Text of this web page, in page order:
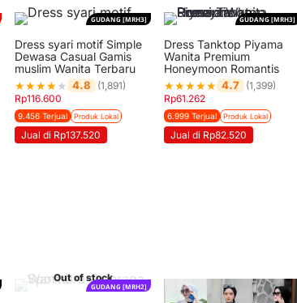
GUDANG [MRH3]
Dress syari motif Simple
Dewasa Casual Gamis
muslim Wanita Terbaru
★★★★★ 4.8
(1,891)
Rp116.600
9.456 Terjual Produk Lokal
Jual di Rp137.520
GUDANG [MRH3]
Dress Tanktop Piyama
Wanita Premium
Honeymoon Romantis
★★★★★ 4.7 (1,399)
Rp61.262
6.999 Terjual Produk Lokal
Jual di Rp82.520
Out of stock
GUDANG [MRH2]